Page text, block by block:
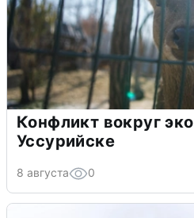
Конфликт вокруг
Уссурийске
8 августа 0